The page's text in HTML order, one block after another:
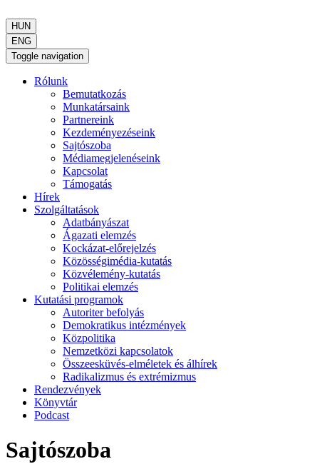
HUN
ENG
Toggle navigation
Rólunk
Bemutatkozás
Munkatársaink
Partnereink
Kezdeményezéseink
Sajtószoba
Médiamegjelenéseink
Kapcsolat
Támogatás
Hírek
Szolgáltatások
Adatbányászat
Ágazati elemzés
Kockázat-előrejelzés
Közösségimédia-kutatás
Közvélemény-kutatás
Politikai elemzés
Kutatási programok
Autoriter befolyás
Demokratikus intézmények
Közpolitika
Nemzetközi kapcsolatok
Összeesküvés-elméletek és álhírek
Radikalizmus és extrémizmus
Rendezvények
Könyvtár
Podcast
Sajtószoba